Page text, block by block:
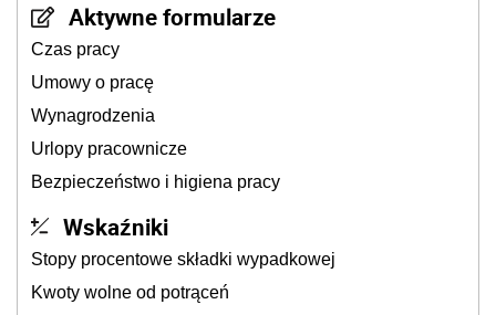
Aktywne formularze
Czas pracy
Umowy o pracę
Wynagrodzenia
Urlopy pracownicze
Bezpieczeństwo i higiena pracy
Wskaźniki
Stopy procentowe składki wypadkowej
Kwoty wolne od potrąceń